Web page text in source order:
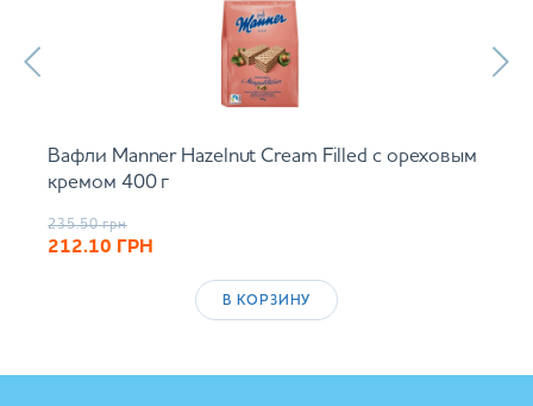
Вафли Manner Hazelnut Cream Filled с ореховым
кремом 400 г
235.50 грн
212.10 ГРН
В КОРЗИНУ